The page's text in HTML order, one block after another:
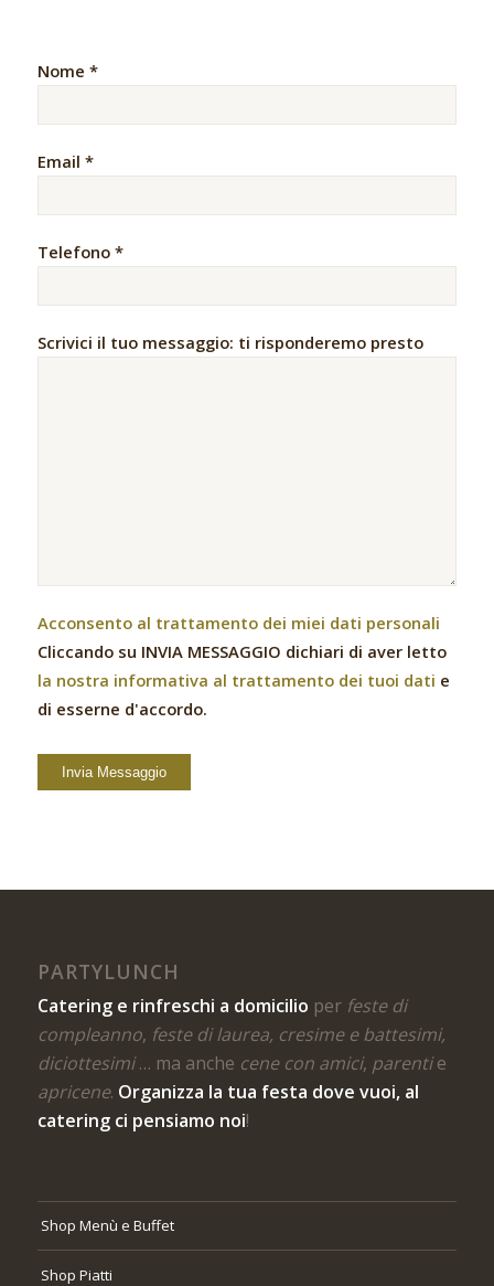
Nome *
Email *
Telefono *
Scrivici il tuo messaggio: ti risponderemo presto
Acconsento al trattamento dei miei dati personali
Cliccando su INVIA MESSAGGIO dichiari di aver letto
la nostra informativa al trattamento dei tuoi dati e
di esserne d'accordo.
PARTYLUNCH
Catering e rinfreschi a domicilio per feste di
compleanno, feste di laurea, cresime e battesimi,
diciottesimi… ma anche cene con amici, parentie
apricene. Organizza la tua festa dove vuoi, al
catering ci pensiamo noi!
Shop Menù e Buffet
Shop Piatti